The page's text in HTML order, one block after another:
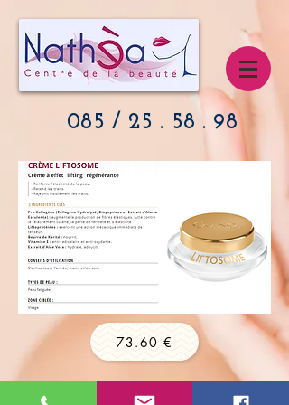
085 / 25 . 58 . 98
73.60 €
Nathéa
Nathalie Noël